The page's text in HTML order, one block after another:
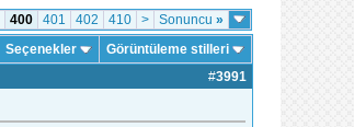
400 401 402 410 > Sonuncu»
Seçenekler Görüntüleme stilleri
#3991